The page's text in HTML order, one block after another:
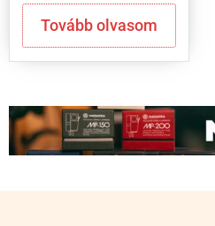
Tovább olvasom